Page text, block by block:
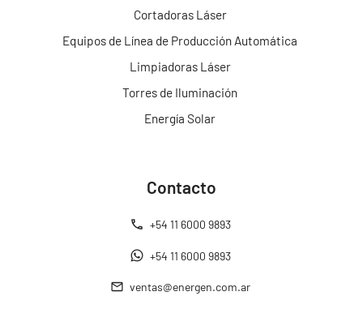
Cortadoras Láser
Equipos de Línea de Producción Automática
Limpiadoras Láser
Torres de Iluminación
Energía Solar
Contacto
+54 11 6000 9893
+54 11 6000 9893
ventas@energen.com.ar